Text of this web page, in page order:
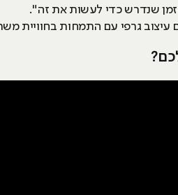
שנדרש כדי לעשות את זה".
גרפי עם התמחות בחוויית